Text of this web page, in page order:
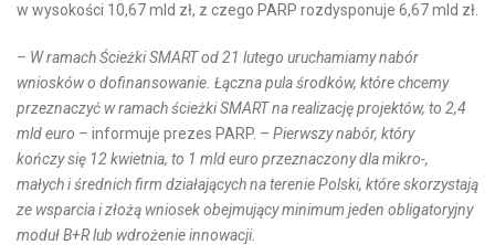
w wysokości 10,67 mld zł, z czego PARP rozdysponuje 6,67 mld zł.
– W ramach Ścieżki SMART od 21 lutego uruchamiamy nabór
wniosków o dofinansowanie. Łączna pula środków, które chcemy
przeznaczyć w ramach ścieżki SMART na realizację projektów, to 2,4
mld euro – informuje prezes PARP. – Pierwszy nabór, który
kończy się 12 kwietnia, to 1 mld euro przeznaczony dla mikro-,
małych i średnich firm działających na terenie Polski, które skorzystają
ze wsparcia i złożą wniosek obejmujący minimum jeden obligatoryjny
moduł B+R lub wdrożenie innowacji.